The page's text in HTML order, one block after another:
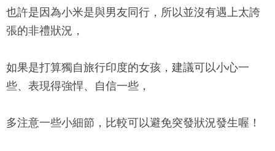
也許是因為小米是與男友同行，所以並沒有遇上太誇
張的非禮狀況，
如果是打算獨自旅行印度的女孩，建議可以小心一
些、表現得強悍、自信一些，
多注意一些小細節，比較可以避免突發狀況發生喔！